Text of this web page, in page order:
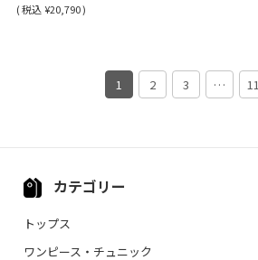
(税込¥20,790 )
1 2 3 … 11
カテゴリー
トップス
ワンピース・チュニック